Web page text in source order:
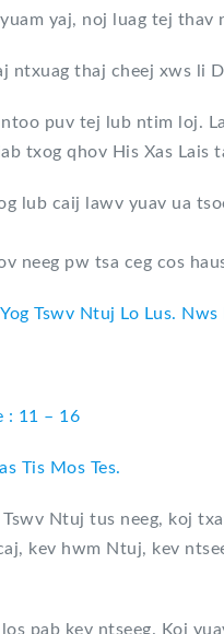
yaj, noj luag tej thav
ntxuag thaj cheej xws li
puv tej lub ntim loj.
txog qhov His Xas Lais
lub caij lawv yuav ua
neeg pw tsa ceg cos
Yog Tswv Ntuj Lo Lus.
: 11 – 16
Tis Mos Tes.
Ntuj tus neeg, koj
kev hwm Ntuj, kev
pab kev ntseeg. Koj